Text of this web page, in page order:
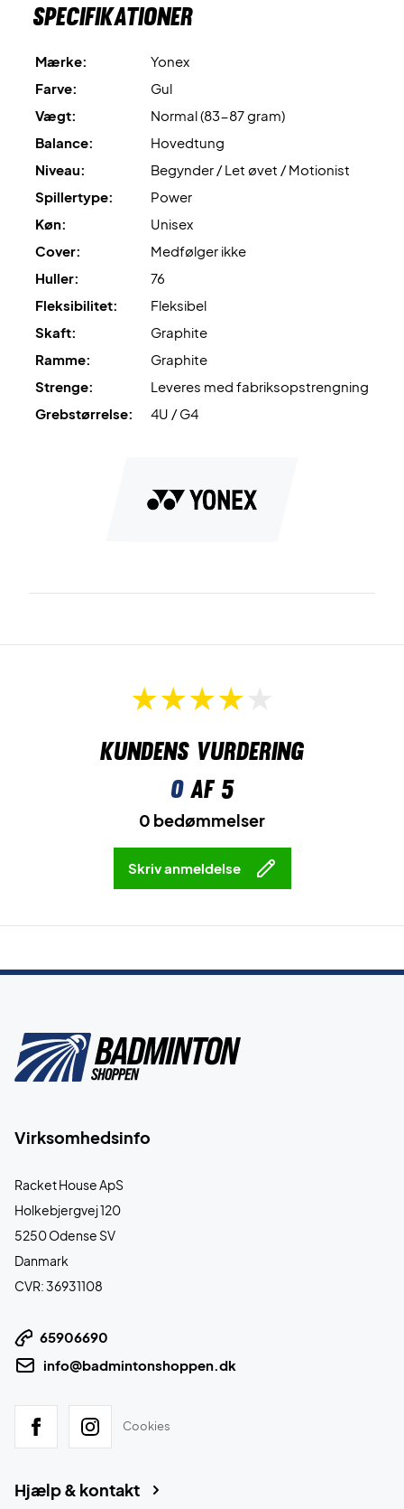
Specifikationer
Mærke:
Yonex
Farve:
Gul
Vægt:
Normal (83-87 gram)
Balance:
Hovedtung
Niveau:
Begynder / Let øvet / Motionist
Spillertype:
Power
Køn:
Unisex
Cover:
Medfølger ikke
Huller:
76
Fleksibilitet:
Fleksibel
Skaft:
Graphite
Ramme:
Graphite
Strenge:
Leveres med fabriksopstrengning
Grebstørrelse:
4U / G4
Kundens vurdering
0af 5
0 bedømmelser
Skriv anmeldelse
Virksomhedsinfo
Racket House ApS
Holkebjergvej 120
5250 Odense SV
Danmark
CVR: 36931108
65906690
info@badmintonshoppen.dk
Cookies
Hjælp & kontakt